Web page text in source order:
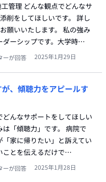
管理 どんな観点でどんなサ
削をしてほしいです。 詳し
願いいたします。 私の強み
ダーシップです。大学時…
ーが回答 2025年1月29日
、傾聴力をアピールす
んなサポートをしてほしい
「傾聴力」です。 病院で
家に帰りたい」と訴えてい
ことを伝えるだけで…
ーが回答 2025年1月28日